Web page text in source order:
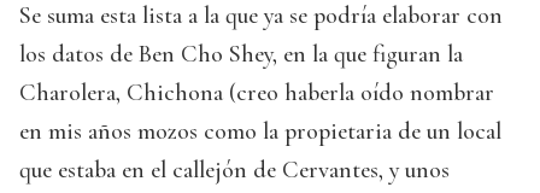
Se suma esta lista a la que ya se podría elaborar con
los datos de Ben Cho Shey, en la que figuran la
Charolera, Chichona (creo haberla oído nombrar
en mis años mozos como la propietaria de un local
que estaba en el callejón de Cervantes, y unos